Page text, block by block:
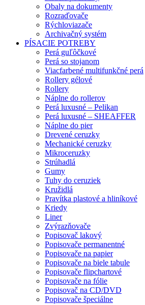
Obaly na dokumenty
Rozraďovače
Rýchloviazače
Archivačný systém
PÍSACIE POTREBY
Perá guľôčkové
Perá so stojanom
Viacfarbené multifunkčné perá
Rollery gélové
Rollery
Náplne do rollerov
Perá luxusné – Pelikan
Perá luxusné – SHEAFFER
Náplne do pier
Drevené ceruzky
Mechanické ceruzky
Mikroceruzky
Strúhadlá
Gumy
Tuhy do ceruziek
Kružidlá
Pravítka plastové a hliníkové
Kriedy
Liner
Zvýrazňovače
Popisovač lakový
Popisovače permanentné
Popisovače na papier
Popisovače na biele tabule
Popisovače flipchartové
Popisovače na fólie
Popisovač na CD/DVD
Popisovače špeciálne